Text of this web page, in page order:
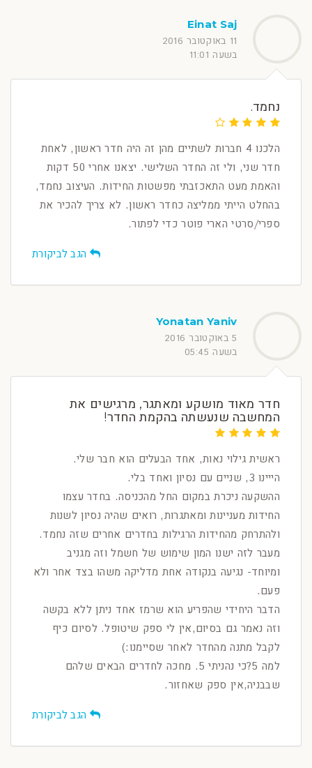
Einat Saj
11 באוקטובר 2016
בשעה 11:01
נחמד.
הלכנו 4 חברות לשתיים מהן זה היה חדר ראשון, לאחת
חדר שני, ולי זה החדר השלישי. יצאנו אחרי 50 דקות
והאמת מעט התאכזבתי מפשטות החידות. העיצוב נחמד,
בהחלט הייתי ממליצה כחדר ראשון. לא צריך להכיר את
ספרי/סרטי הארי פוטר כדי לפתור.
הגב לביקורת
Yonatan Yaniv
5 באוקטובר 2016
בשעה 05:45
חדר מאוד מושקע ומאתגר, מרגישים את
המחשבה שנעשתה בהקמת החדר!
ראשית גילוי נאות, אחד הבעלים הוא חבר שלי.
הייינו 3, שניים עם נסיון ואחד בלי.
ההשקעה ניכרת במקום החל מהכניסה. בחדר עצמו
החידות מעניינות ומאתגרות, רואים שהיה נסיון לשנות
ולהתרחק מהחידות הרגילות בחדרים אחרים שזה נחמד.
מעבר לזה ישנו המון שימוש של חשמל וזה מגניב
ומיוחד- נגיעה בנקודה אחת מדליקה משהו בצד אחר ולא
פעם.
הדבר היחידי שהפריע הוא שרמז אחד ניתן ללא בקשה
וזה נאמר גם בסיום,אין לי ספק שיטופל. לסיום כיף
לקבל מתנה מהחדר לאחר שסיימנו:)
למה 5?כי נהניתי 5. מחכה לחדרים הבאים שלהם
שבבניה,אין ספק שאחזור.
הגב לביקורת